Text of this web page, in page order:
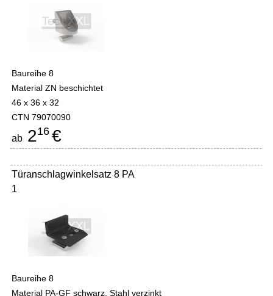
Baureihe 8
Material ZN beschichtet
46 x 36 x 32
CTN 79070090
ab 216 €
Türanschlagwinkelsatz 8 PA
1
Baureihe 8
Material PA-GF schwarz, Stahl verzinkt